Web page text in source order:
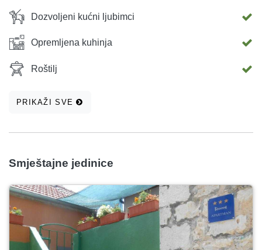
Dozvoljeni kućni ljubimci
Opremljena kuhinja
Roštilj
PRIKAŽI SVE
Smještajne jedinice